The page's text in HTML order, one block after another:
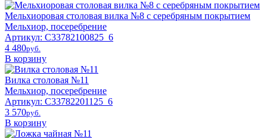
Мельхиоровая столовая вилка №8 с серебряным покрытием
Мельхиор, посеребрение
Артикул: C33782100825_6
4 480pyб.
В корзину
Вилка столовая №11
Мельхиор, посеребрение
Артикул: C33782201125_6
3 570pyб.
В корзину